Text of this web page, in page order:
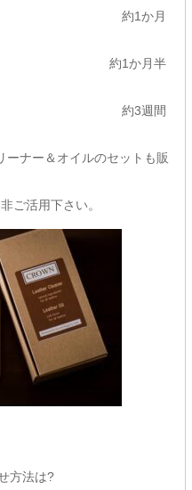
え施工 約1か月
施工 約1か月半
施工 約3週間
ーナー＆オイルのセットも販
ご活用下さい。
方法は?